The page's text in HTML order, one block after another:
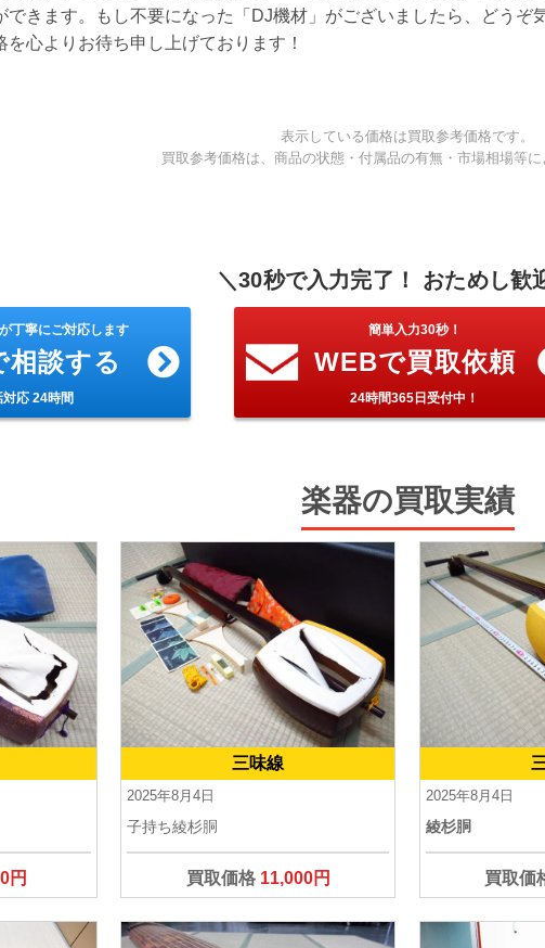
できます。もし不要になった「DJ機材」がございましたら、どう
を心よりお待ち申し上げております！
表示している価格は買取参考価格です。
買取参考価格は、商品の状態・付属品の有無・市場相場等に
＼30秒で入力完了！ おためし歓
丁寧にご対応します
相談する
対応 24時間
簡単入力30秒！
WEBで買取依頼
24時間365日受付中！
楽器の買取実績
円
三味線
2025年8月4日
子持ち綾杉胴
買取価格 11,000円
2025年8月4日
綾杉胴
買取価